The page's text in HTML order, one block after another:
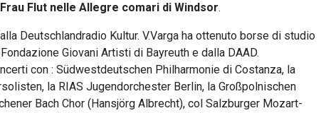
Flut nelle Allegre comari di Windsor.
Deutschlandradio Kultur. V.Varga ha ottenuto borse di studio
Giovani Artisti di Bayreuth e dalla DAAD.
con : Südwestdeutschen Philharmonie di Costanza, la
la RIAS Jugendorchester Berlin, la Großpolnischen
Bach Chor (Hansjörg Albrecht), col Salzburger Mozart-